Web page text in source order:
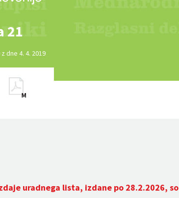
21
dne 4. 4. 2019
uradnega lista, izdane po 28.2.2026, so